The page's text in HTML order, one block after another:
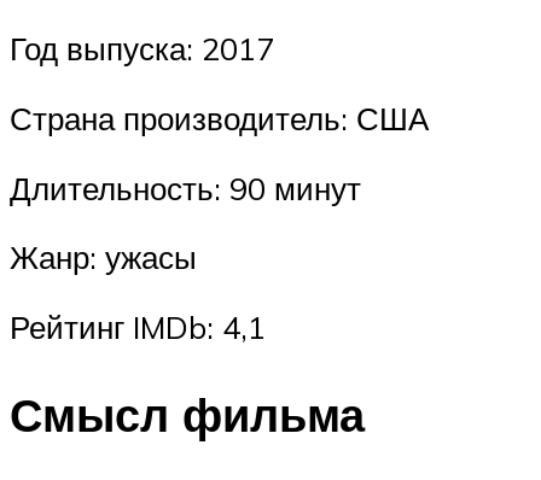
Год выпуска: 2017
Страна производитель: США
Длительность: 90 минут
Жанр: ужасы
Рейтинг IMDb: 4,1
Смысл фильма